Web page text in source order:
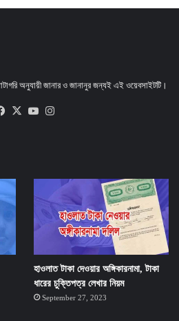
অনুযায়ী জানার ও জানানুর জন্যই এই ওয়েবসাইটটি।
Facebook
X YouTube
হাওলাত টাকা দেওয়ার অঙ্গিকারনামা, টাকা
ধারের চুক্তিপত্র লেখার নিয়ম
September 27, 2023